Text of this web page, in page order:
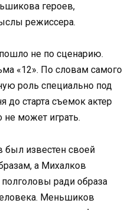
героев,
режиссера.
не по сценарию.
«12». По словам самого
роль специально под
до старта съемок актер
не может играть.
известен своей
а Михалков
ради образа
Меньшиков